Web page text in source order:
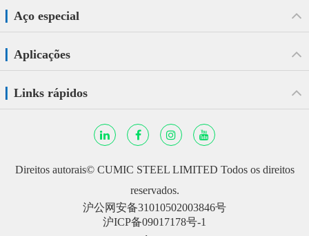
Aço especial
Aplicações
Links rápidos
Direitos autorais© CUMIC STEEL LIMITED Todos os direitos
reservados.
沪公网安备31010502003846号
沪ICP备09017178号-1